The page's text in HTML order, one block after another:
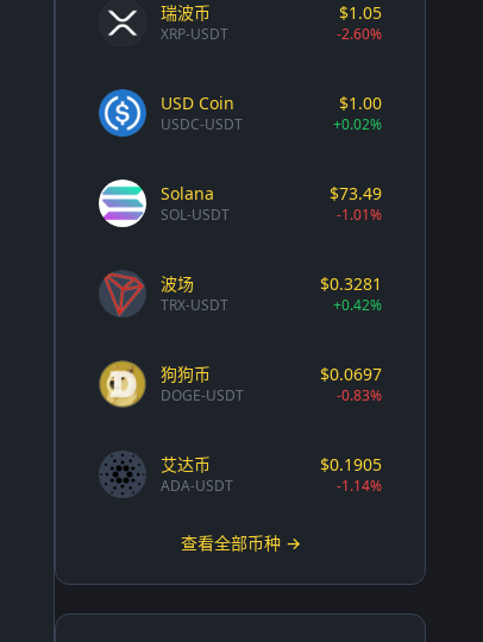
瑞波币
XRP-USDT
$1.05
-2.60%
USD Coin
USDC-USDT
$1.00
+0.02%
Solana
SOL-USDT
$73.49
-1.01%
波场
TRX-USDT
$0.3281
+0.42%
狗狗币
DOGE-USDT
$0.0697
-0.83%
艾达币
ADA-USDT
$0.1905
-1.14%
查看全部币种 →